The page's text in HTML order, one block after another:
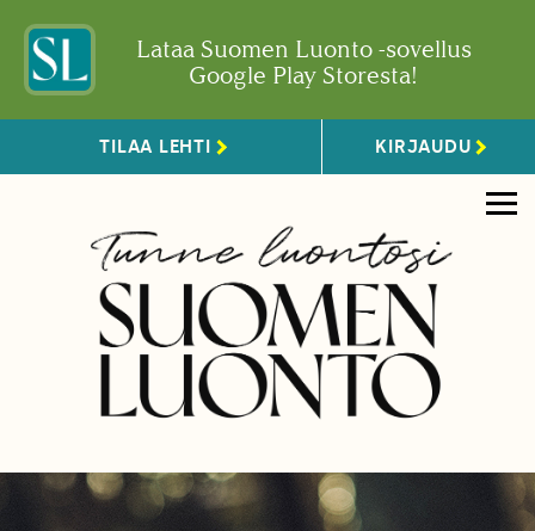
Lataa Suomen Luonto -sovellus
Google Play Storesta!
TILAA LEHTI KIRJAUDU